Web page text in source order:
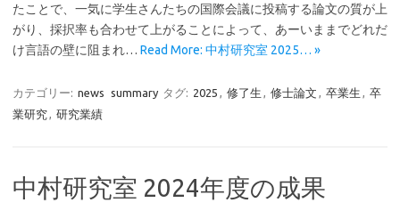
たことで、一気に学生さんたちの国際会議に投稿する論文の質が上
がり、採択率も合わせて上がることによって、あーいままでどれだ
け言語の壁に阻まれ… Read More: 中村研究室 2025… »
カテゴリー: news summary タグ: 2025 , 修了生 , 修士論文 , 卒業生 , 卒
業研究, 研究業績
中村研究室 2024年度の成果